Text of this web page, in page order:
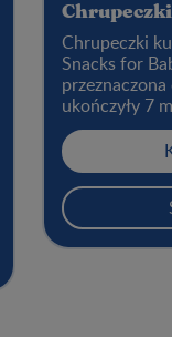
Chrupeczki
Snacks for
ukończyły 7
naukę
Rozmiar,
chrupeczek
do małej
gdzie rośnie
pewność, że